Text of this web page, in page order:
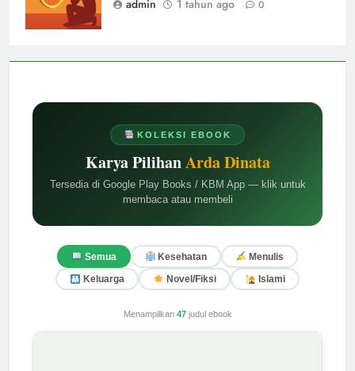
KOLEKSI EBOOK
Karya PilihanArda Dinata
Tersedia di Google Play Books / KBM App — klik untuk
membaca atau membeli
Semua Kesehatan Menulis
Keluarga Novel/Fiksi Islami
Menampilkan 47judul ebook
admin 1 tahun ago 0